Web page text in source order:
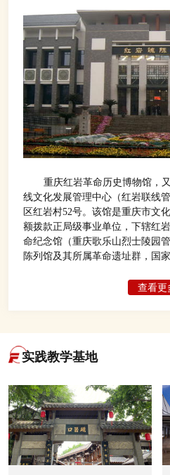
重庆红岩革命历史博物馆，
线文化发展管理中心（红岩联线
区红岩村52号。该馆是重庆市文
额拨款正局级事业单位，下辖红
命纪念馆（重庆歌乐山烈士陵园
陈列馆及其所属革命遗址群，国
红岩革命历史博物馆以1150万人
查看更
实践教学基地